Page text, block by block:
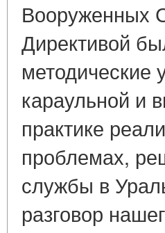
Вооруженных
Директивой
методические
караульной и
практике
проблемах,
службы в
разговор